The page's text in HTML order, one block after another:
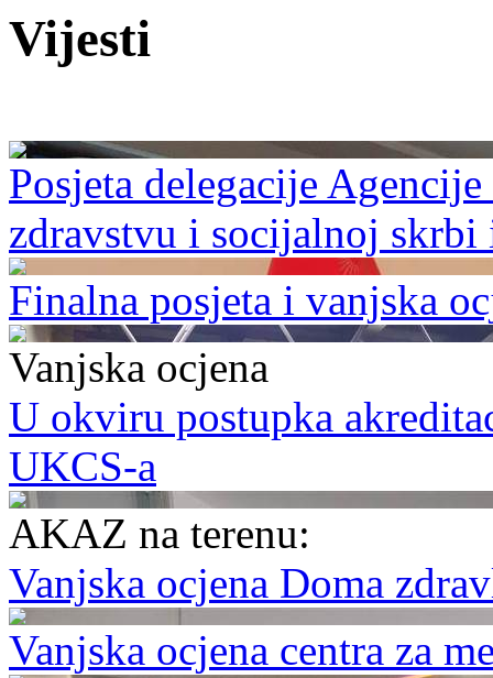
Vijesti
Posjeta delegacije
zdravstvu i socijalnoj
Finalna posjeta i vanjska
Vanjska ocjena
U okviru postupka
UKCS-a
AKAZ na terenu:
Vanjska ocjena Doma
Vanjska ocjena centra za